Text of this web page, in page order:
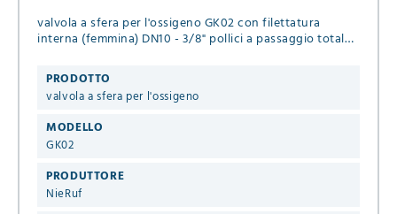
valvola a sfera per l'ossigeno GK02 con filettatura
interna (femmina) DN10 - 3/8" pollici a passaggio totale,
PRODOTTO
valvola a sfera per l'ossigeno
MODELLO
GK02
PRODUTTORE
NieRuf